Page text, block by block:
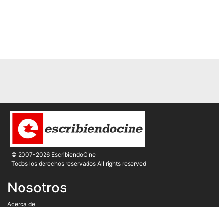
© 2007-2026 EscribiendoCine
Todos los derechos reservados All rights reserved
Nosotros
Acerca de